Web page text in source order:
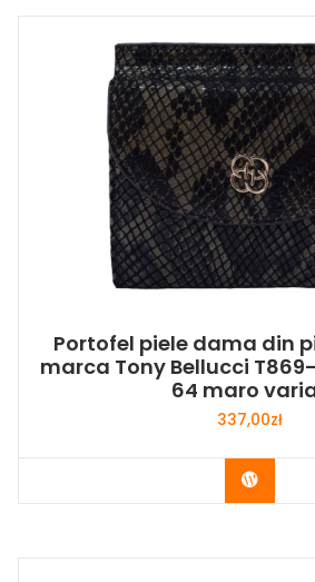
Portofel piele dama din
marca Tony Bellucci
64 maro
337,00zł
Buy Now